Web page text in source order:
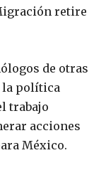
retire
de otras
la política
trabajo
acciones
México.